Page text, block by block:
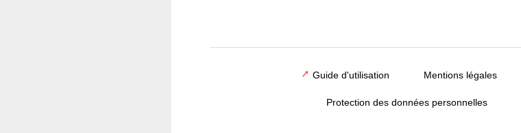
Guide d'utilisation Mentions légales
Protection des données personnelles